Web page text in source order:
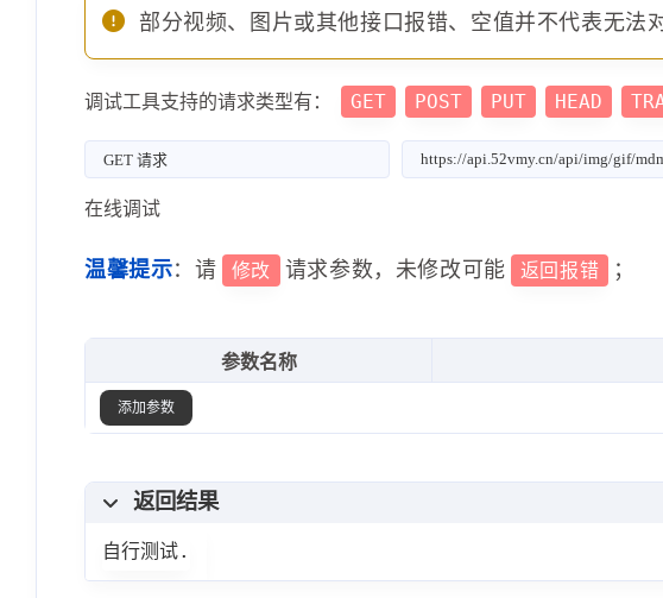
部分视频、图片或其他接口报错、空值并不代表无法
调试工具支持的请求类型有： GET POST PUT HEAD
在线调试
温馨提示：请 修改 请求参数，未修改可能 返回报错 ；
参数名称
添加参数
返回结果
自行测试.